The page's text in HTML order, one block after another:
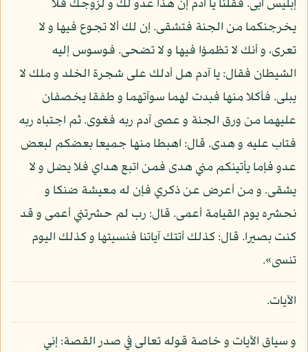
إبليس أبى. فقلنا يا آدم إن هذا عدو لك و لزوجك فلا
يخرجنكما من الجنة فتشقى. إن لك ألا تجوع فيها و لا
تعرى، و أنك لا تظمؤا فيها و لا تضحى. فوسوس إليه
الشيطان فقال: يا آدم هل أدلك على شجرة الخلد و ملك لا
يبلى. فأكلا منها فبدت لهما سوآتهما و طفقا يخصفان
عليهما من ورق الجنة و عصى آدم ربه فغوى. ثم اجتباه ربه
فتاب عليه و هدى. قال: اهبطا منها جميعا بعضكم لبعض
عدو فإما يأتينكم مني هدى فمن اتبع هداي فلا يضل و لا
يشقى. و من أعرض عن ذكري فإن له معيشة ضنكا و
نحشره يوم القيامة أعمى. قال: رب لم حشرتني أعمى و قد
كنت بصيرا. قال: كذلك أتتك آياتنا فنسيتها و كذلك اليوم
تنسى».
الآيات.
و سياق الآيات و خاصة قوله تعالى في صدر القصة: إني